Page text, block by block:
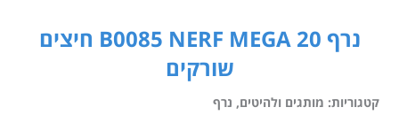
נרף 20 B0085 NERF MEGA חיצים
שורקים
קטגוריות: מותגים ולהיטים, נרף